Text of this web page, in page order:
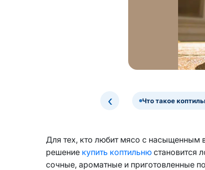
Что такое
‹
Для тех, кто любит мясо с насыщенным
решение купить коптильню становится
сочные, ароматные и приготовленные